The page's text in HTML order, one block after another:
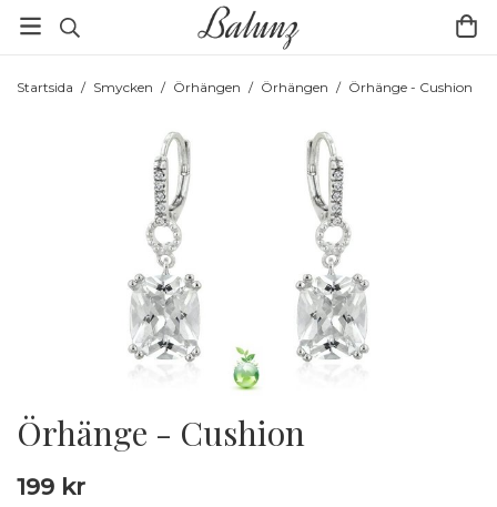
Startsida / Smycken / Örhängen / Örhängen / Örhänge - Cushion
Örhänge - Cushion
199 kr